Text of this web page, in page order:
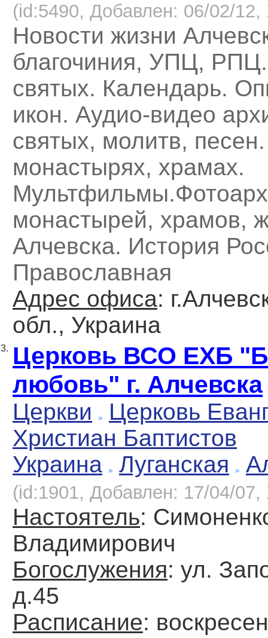
(id:5490, Добавлен: 06/02/12,
Новости жизни
благочиния, УПЦ,
святых. Календарь.
икон. Аудио-видео
святых, молитв,
монастырях, храмах.
монастырей, храмов,
Алчевска. История
Православная
Адрес офиса:
обл., Украина
3. Церковь ВСО ЕХБ
любовь" г. Алчевска
Церкви
Церковь
Христиан Баптистов
Украина
Луганская
(id:1901, Добавлен: 17/04/07,
Настоятель:
Владимирович
Богослужения: ул.
д.45
Расписание: